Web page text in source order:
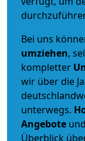
Bei uns
umziehen,
kompletter
wir über die
unterwegs.
Angebote
Überblick